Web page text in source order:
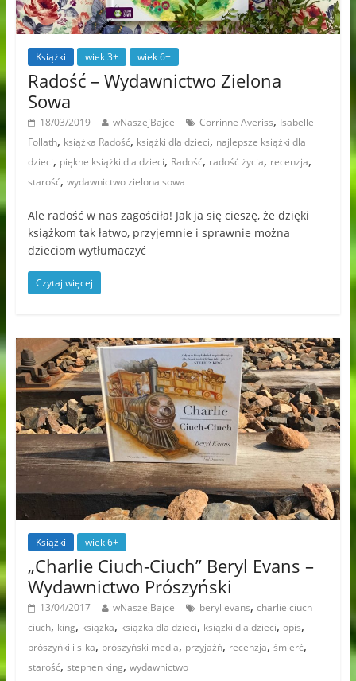
Książki wiek 3+ wiek 6+
Radość – Wydawnictwo Zielona
Sowa
18/03/2019 wNaszejBajce Corrinne Averiss, Isabelle
Follath, książka Radość, książki dla dzieci, najlepsze książki dla
dzieci, piękne książki dla dzieci, Radość, radość życia, recenzja,
starość, wydawnictwo zielona sowa
Ale radość w nas zagościła! Jak ja się cieszę, że dzięki
książkom tak łatwo, przyjemnie i sprawnie można
dzieciom wytłumaczyć
Czytaj więcej
Książki wiek 6+
„Charlie Ciuch-Ciuch” Beryl Evans –
Wydawnictwo Prószyński
13/04/2017 wNaszejBajce beryl evans, charlie ciuch
ciuch, king, książka, książka dla dzieci, książki dla dzieci, opis,
prószyńki i s-ka, prószyński media, przyjaźń, recenzja, śmierć,
starość, stephen king, wydawnictwo